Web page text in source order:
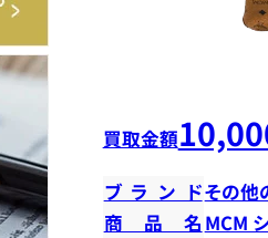
買取金額
ブランドその他
商品名 MCM